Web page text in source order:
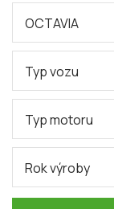
OCTAVIA
Typ vozu
Typ motoru
Rok výroby